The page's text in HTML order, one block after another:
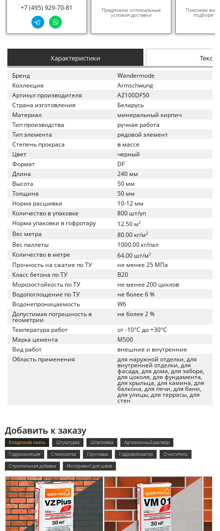
+7 (495) 929-70-81 Предложим оптимальные
условия доставки
Поможем вам
подборе
Характеристики
Бренд
Wandermode
Коллекция
Armschwung
Артикул производителя
AZ100DF50
Страна изготовления
Беларусь
Материал
минеральный кирпич
Тип производства
ручная работа
Тип элемента
рядовой элемент
Степень прокраса
в массе
Цвет
черный
Формат
DF
Длина
240 мм
Высота
50 мм
Толщина
50 мм
Норма расшивки
10-12 мм
Количество в упаковке
800 шт/уп
Норма упаковки в гофротару
12.50 м2
Вес метра 80.00 кг/м2
Вес паллеты
1000.00 кг/пал
Количество в метре
64.00 шт/м2
Прочность на сжатие по ТУ
не менее 25 МПа
Класс бетона по ТУ
B20
Морозостойкость по ТУ
не менее 200 циклов
Водопоглощение по ТУ
не более 6 %
Водонепроницаемость
W6
Допустимая погрешность в
геометрии
не более 2 %
Температура работ
от -10°C до +30°C
Марка цемента
M500
Вид работ
внешние и внутренние
Область применения
для наружной отделки, для
внутренней отделки, для
фасада, для дома, для забора,
для цоколя, для фундамента,
для крыльца, для камина, для
балкона, для печи, для бани,
для улицы, для террасы, для
стен
Добавить к заказу
Кладочная смесь Штукатурка Шпатлевка
Адгезионный раствор
Гидроизоляция
Стеклосетка Грунтовка Гидрофобизатор
Очиститель
Строительная добавка
Инструмент для швов